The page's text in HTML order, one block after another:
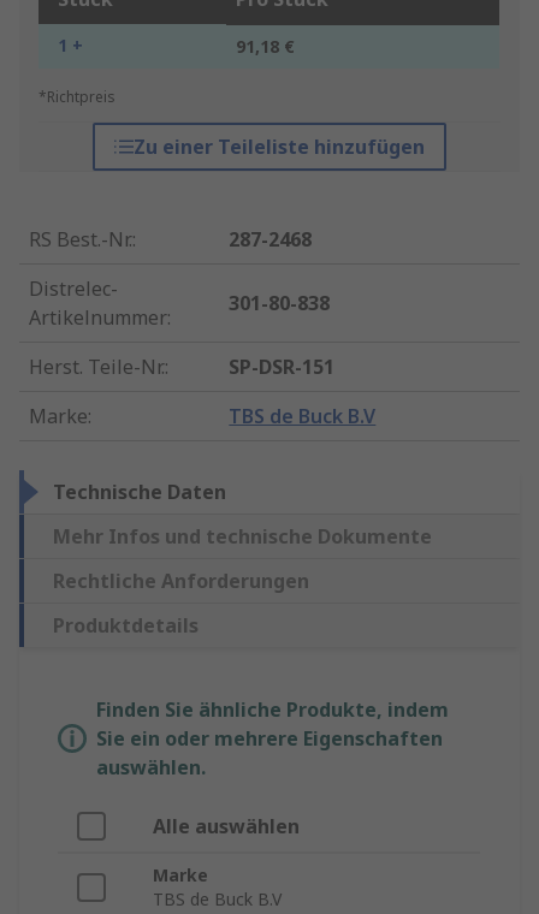
1 + 91,18 €
*Richtpreis
Zu einer Teileliste hinzufügen
RS Best.-Nr.:
287-2468
Distrelec-
Artikelnummer:
301-80-838
Herst. Teile-Nr.:
SP-DSR-151
Marke: TBS de Buck B.V
Technische Daten
Mehr Infos und technische Dokumente
Rechtliche Anforderungen
Produktdetails
Finden Sie ähnliche Produkte, indem
Sie ein oder mehrere Eigenschaften
auswählen.
Alle auswählen
Marke
TBS de Buck B.V